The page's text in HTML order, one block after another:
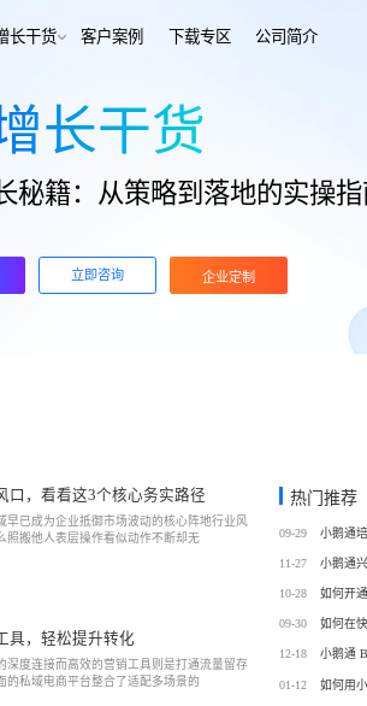
私域运营
ERP
针对私域运营的一站式供应链
方案
企业培训系统，员工培训、考
培训机构私域销转一站式解决
考培机构
考公考研、专升本、出国留学
为政府机构、事业单位、央国
提供数字化解决方案
私域电商系统，全链路私域增
心理机构
商家成长
行业报告
行业资讯
增长干货
老鲍对话标杆客户
增长干货
客户案例
长干货
秘籍：从策略到落地的实操指
立即咨询 企业定制
口，看看这3个核心务实路径
已成为企业抵御市场波动的核心阵地行业风
照搬他人表层操作看似动作不断却无
具，轻松提升转化
深度连接而高效的营销工具则是打通流量留存
的私域电商平台整合了适配多场景的
热门推荐
09-29
11-27
10-28
09-30
12-18
01-12 如何用